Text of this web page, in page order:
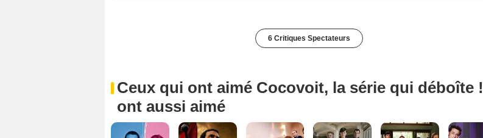
6 Critiques Spectateurs
Ceux qui ont aimé Cocovoit, la série qui déboîte !
ont aussi aimé